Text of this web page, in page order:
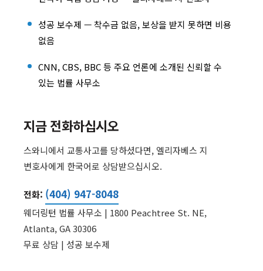
성공 보수제 — 착수금 없음, 보상을 받지 못하면 비용
없음
CNN, CBS, BBC 등 주요 언론에 소개된 신뢰할 수
있는 법률 사무소
지금 전화하십시오
스와니에서 교통사고를 당하셨다면, 엘리자베스 지
변호사에게 한국어로 상담받으십시오.
전화: (404) 947-8048
웨더링턴 법률 사무소 | 1800 Peachtree St. NE,
Atlanta, GA 30306
무료 상담 | 성공 보수제